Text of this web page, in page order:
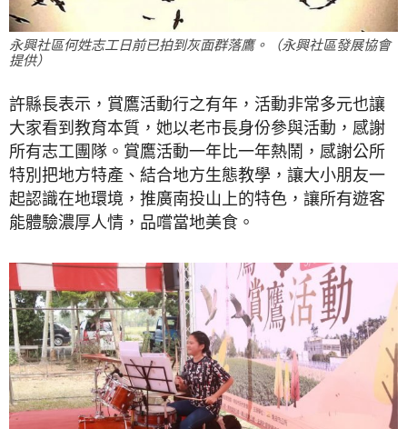
永興社區何姓志工日前已拍到灰面群落鷹。（永興社區發展協會
提供）
許縣長表示，賞鷹活動行之有年，活動非常多元也讓
大家看到教育本質，她以老市長身份參與活動，感謝
所有志工團隊。賞鷹活動一年比一年熱鬧，感謝公所
特別把地方特產、結合地方生態教學，讓大小朋友一
起認識在地環境，推廣南投山上的特色，讓所有遊客
能體驗濃厚人情，品嚐當地美食。